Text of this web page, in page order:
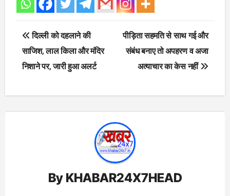
Post
navigation
दिल्ली को दहलाने की
साजिश, लाल किला और मंदिर
निशाने पर, जारी हुआ अलर्ट
पीड़िता सहमति से साथ गई और
संबंध बनाए तो अपहरण व अजा
अत्याचार का केस नहीं
By KHABAR24X7HEAD